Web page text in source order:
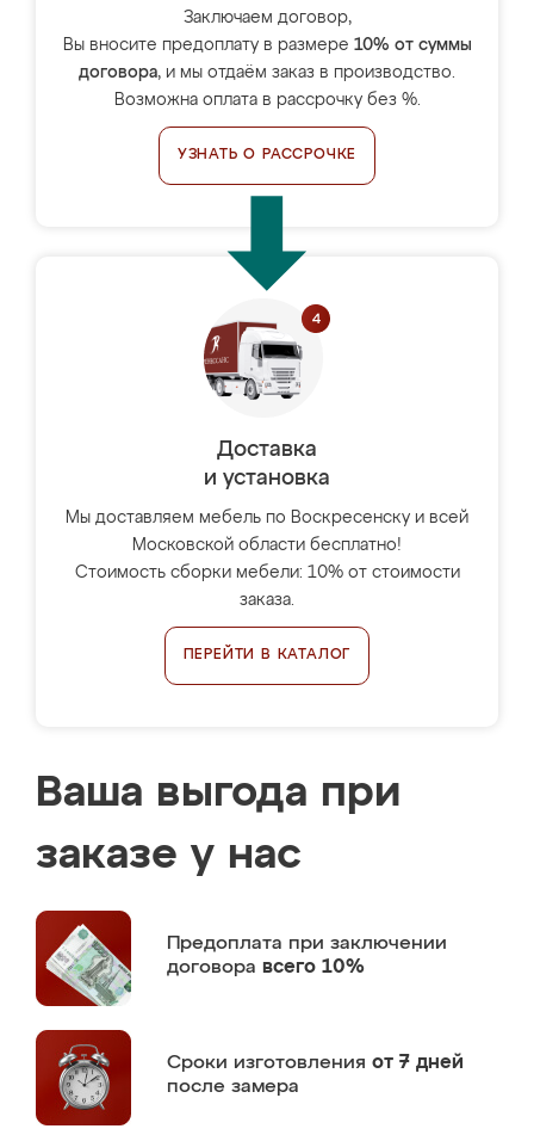
Заключаем договор,
Вы вносите предоплату в размере 10% от суммы
договора, и мы отдаём заказ в производство.
Возможна оплата в рассрочку без %.
УЗНАТЬ О РАССРОЧКЕ
Доставка
и установка
Мы доставляем мебель по Воскресенску и всей
Московской области бесплатно!
Стоимость сборки мебели: 10% от стоимости
заказа.
ПЕРЕЙТИ В КАТАЛОГ
Ваша выгода при
заказе у нас
Предоплата при заключении
договора всего 10%
Сроки изготовления от 7 дней
после замера